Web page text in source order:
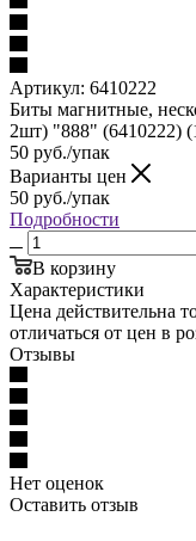
Артикул: 6410222
Биты магнитные,
2шт) "888" (6410222)
50 руб./упак
Варианты цен
50 руб./упак
Подробности
В корзину
Характеристики
Цена действительна
отличаться от цен в
Отзывы
Нет оценок
Оставить отзыв